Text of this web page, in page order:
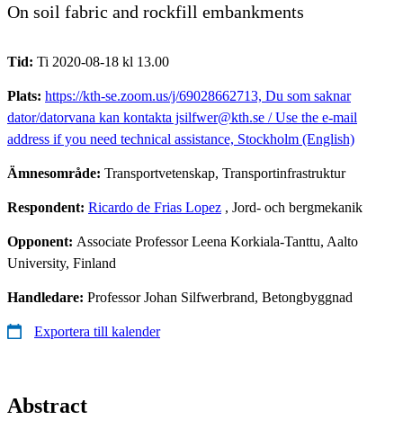
On soil fabric and rockfill embankments
Tid: Ti 2020-08-18 kl 13.00
Plats: https://kth-se.zoom.us/j/69028662713, Du som saknar
dator/datorvana kan kontakta jsilfwer@kth.se / Use the e-mail
address if you need technical assistance, Stockholm (English)
Ämnesområde: Transportvetenskap, Transportinfrastruktur
Respondent: Ricardo de Frias Lopez , Jord- och bergmekanik
Opponent: Associate Professor Leena Korkiala-Tanttu, Aalto
University, Finland
Handledare: Professor Johan Silfwerbrand, Betongbyggnad
Exportera till kalender
Abstract